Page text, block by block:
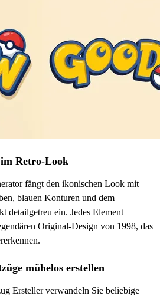
im Retro-Look
fängt den ikonischen Look mit
blauen Konturen und dem
detailgetreu ein. Jedes Element
Original-Design von 1998, das
mühelos erstellen
Ersteller verwandeln Sie beliebige